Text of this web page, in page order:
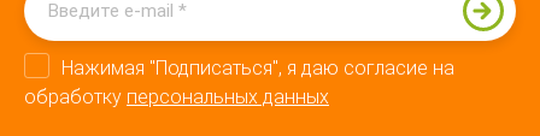
Нажимая "Подписаться", я даю согласие на
обработку персональных данных